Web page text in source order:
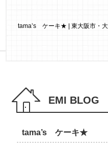
tama’s ケーキ★ | 東大阪市・
EMI BLOG
tama’s ケーキ★